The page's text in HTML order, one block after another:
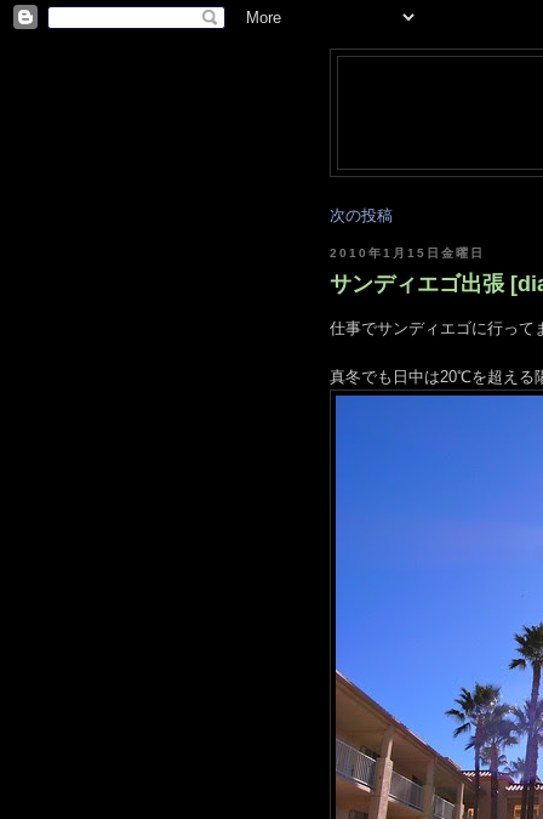
次の投稿
2010年1月15日金曜日
サンディエゴ出張
仕事でサンディエゴに行って
真冬でも日中は20℃を超える